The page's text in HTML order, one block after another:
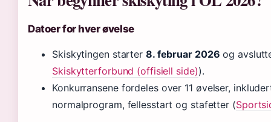
Datoer for hver øvelse
Skiskytingen starter 8. februar 2026 og
Skiskytterforbund (offisiell side)).
Konkurransene fordeles over 11 øvelser,
normalprogram, fellesstart og stafetter (